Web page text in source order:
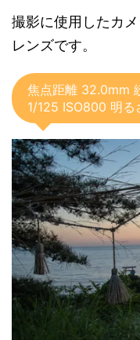
撮影に使用したカ
レンズです。
焦点距離 32.0mm
1/125 ISO800 明る